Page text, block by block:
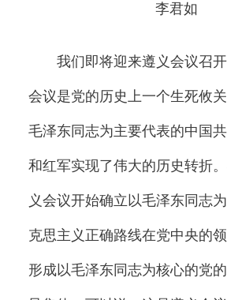
李君如
我们即将迎来遵义会议召开
会议是党的历史上一个生死攸
毛泽东同志为主要代表的中国
和红军实现了伟大的历史转折
义会议开始确立以毛泽东同志
克思主义正确路线在党中央的
形成以毛泽东同志为核心的党